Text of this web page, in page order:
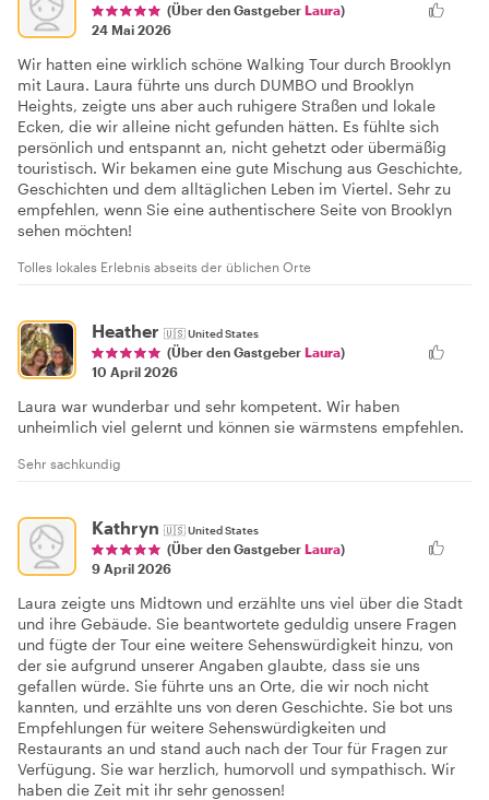
(Über den Gastgeber Laura)
24 Mai 2026
Wir hatten eine wirklich schöne Walking Tour durch Brooklyn
mit Laura. Laura führte uns durch DUMBO und Brooklyn
Heights, zeigte uns aber auch ruhigere Straßen und lokale
Ecken, die wir alleine nicht gefunden hätten. Es fühlte sich
persönlich und entspannt an, nicht gehetzt oder übermäßig
touristisch. Wir bekamen eine gute Mischung aus Geschichte,
Geschichten und dem alltäglichen Leben im Viertel. Sehr zu
empfehlen, wenn Sie eine authentischere Seite von Brooklyn
sehen möchten!
Tolles lokales Erlebnis abseits der üblichen Orte
Heather 🇺🇸United States
(Über den Gastgeber Laura)
10 April 2026
Laura war wunderbar und sehr kompetent. Wir haben
unheimlich viel gelernt und können sie wärmstens empfehlen.
Sehr sachkundig
Kathryn 🇺🇸United States
(Über den Gastgeber Laura)
9 April 2026
Laura zeigte uns Midtown und erzählte uns viel über die Stadt
und ihre Gebäude. Sie beantwortete geduldig unsere Fragen
und fügte der Tour eine weitere Sehenswürdigkeit hinzu, von
der sie aufgrund unserer Angaben glaubte, dass sie uns
gefallen würde. Sie führte uns an Orte, die wir noch nicht
kannten, und erzählte uns von deren Geschichte. Sie bot uns
Empfehlungen für weitere Sehenswürdigkeiten und
Restaurants an und stand auch nach der Tour für Fragen zur
Verfügung. Sie war herzlich, humorvoll und sympathisch. Wir
haben die Zeit mit ihr sehr genossen!